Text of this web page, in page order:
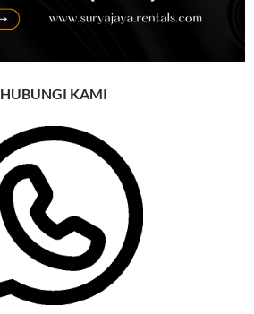
HUBUNGI KAMI